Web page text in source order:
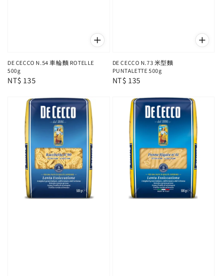
DE CECCO N.54 車輪麵 ROTELLE
500g
Regular
NT$ 135
DE CECCO N.73 米型麵
PUNTALETTE 500g
Regular
NT$ 135